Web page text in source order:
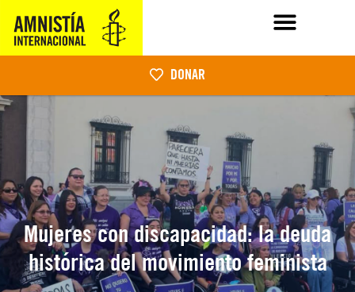
DONAR
Mujeres con discapacidad: la deuda
histórica del movimiento feminista